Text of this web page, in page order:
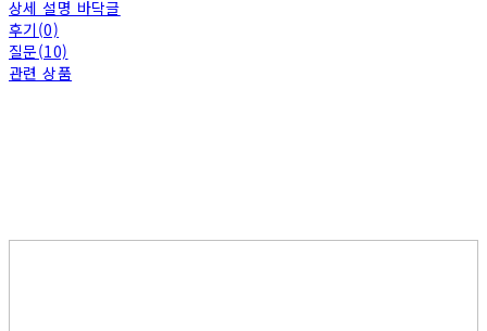
상세 설명 바닥글
후기(0)
질문(10)
관련 상품